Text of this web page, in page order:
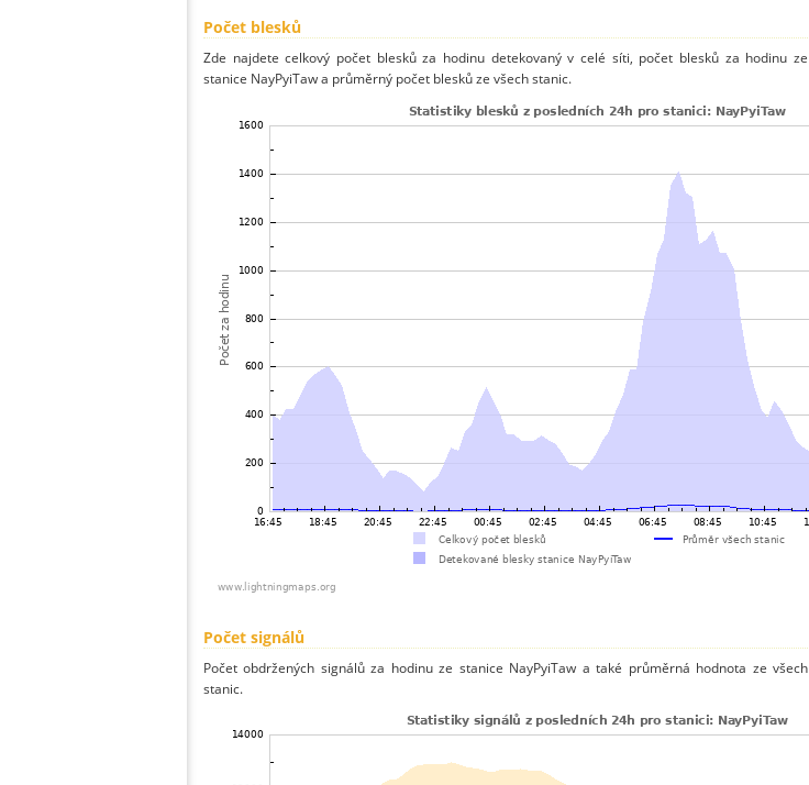
Počet blesků
Zde najdete celkový počet blesků za hodinu detekovaný v celé síti, počet blesků za hodinu ze
stanice NayPyiTaw a průměrný počet blesků ze všech stanic.
Počet signálů
Počet obdržených signálů za hodinu ze stanice NayPyiTaw a také průměrná hodnota ze všech
stanic.